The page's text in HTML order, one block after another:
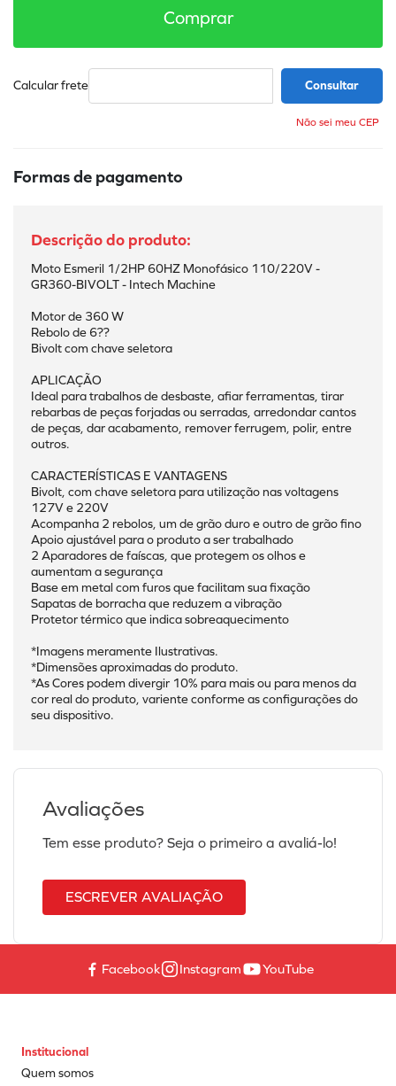
Comprar
Não sei meu CEP
Formas de pagamento
Moto Esmeril 1/2HP 60HZ Monofásico 110/220V -
GR360-BIVOLT - Intech Machine
Motor de 360 W
Rebolo de 6??
Bivolt com chave seletora
APLICAÇÃO
Ideal para trabalhos de desbaste, afiar ferramentas, tirar
rebarbas de peças forjadas ou serradas, arredondar cantos
de peças, dar acabamento, remover ferrugem, polir, entre
outros.
CARACTERÍSTICAS E VANTAGENS
Bivolt, com chave seletora para utilização nas voltagens
127V e 220V
Acompanha 2 rebolos, um de grão duro e outro de grão fino
Apoio ajustável para o produto a ser trabalhado
2 Aparadores de faíscas, que protegem os olhos e
aumentam a segurança
Base em metal com furos que facilitam sua fixação
Sapatas de borracha que reduzem a vibração
Protetor térmico que indica sobreaquecimento
*Imagens meramente Ilustrativas.
*Dimensões aproximadas do produto.
*As Cores podem divergir 10% para mais ou para menos da
cor real do produto, variente conforme as configurações do
seu dispositivo.
Avaliações
Tem esse produto? Seja o primeiro a avaliá-lo!
ESCREVER AVALIAÇÃO
Facebook Instagram YouTube
Institucional
Quem somos